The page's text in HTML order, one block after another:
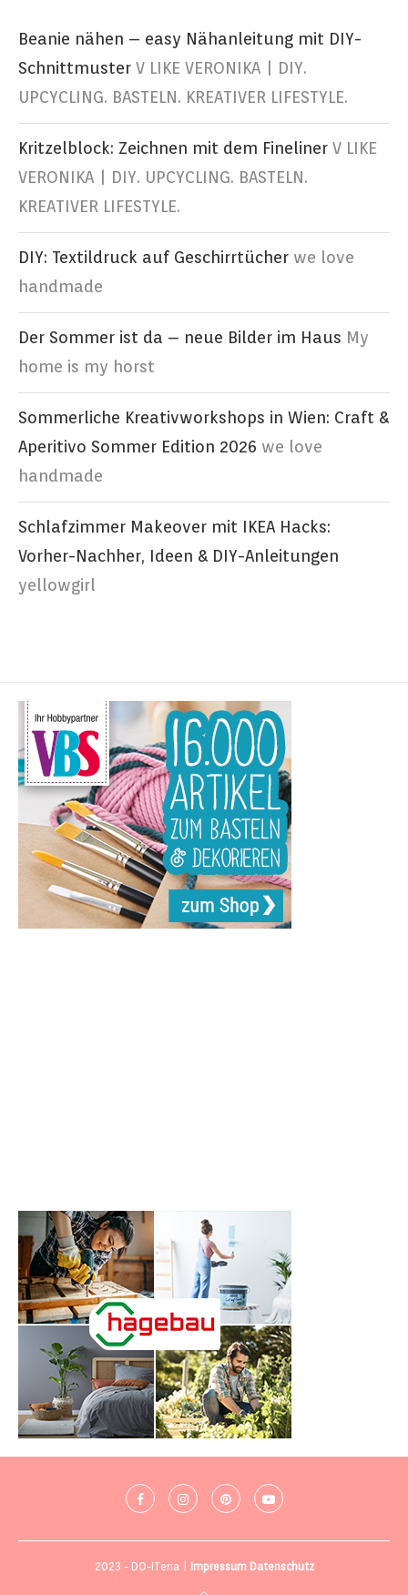
Beanie nähen – easy Nähanleitung mit DIY-
Schnittmuster V LIKE VERONIKA | DIY.
UPCYCLING. BASTELN. KREATIVER LIFESTYLE.
Kritzelblock: Zeichnen mit dem Fineliner V LIKE
VERONIKA | DIY. UPCYCLING. BASTELN.
KREATIVER LIFESTYLE.
DIY: Textildruck auf Geschirrtücher we love
handmade
Der Sommer ist da – neue Bilder im Haus My
home is my horst
Sommerliche Kreativworkshops in Wien: Craft &
Aperitivo Sommer Edition 2026 we love
handmade
Schlafzimmer Makeover mit IKEA Hacks:
Vorher-Nachher, Ideen & DIY-Anleitungen
yellowgirl
2023 - DO-ITeria | Impressum Datenschutz